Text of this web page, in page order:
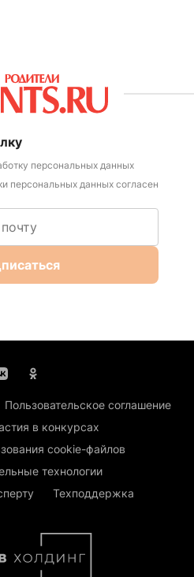
персональных данных
персональных данных согласен
Пользовательское соглашение
в конкурсах
cookie-файлов
технологии
Техподдержка